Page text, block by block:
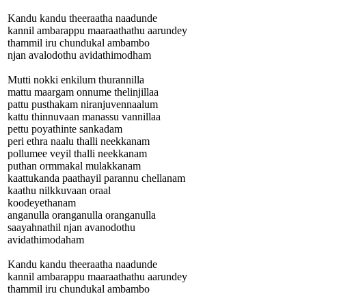
Kandu kandu theeraatha naadunde
kannil ambarappu maaraathathu aarundey
thammil iru chundukal ambambo
njan avalodothu avidathimodham
Mutti nokki enkilum thurannilla
mattu maargam onnume thelinjillaa
pattu pusthakam niranjuvennaalum
kattu thinnuvaan manassu vannillaa
pettu poyathinte sankadam
peri ethra naalu thalli neekkanam
pollumee veyil thalli neekkanam
puthan ormmakal mulakkanam
kaattukanda paathayil parannu chellanam
kaathu nilkkuvaan oraal
koodeyethanam
anganulla oranganulla oranganulla
saayahnathil njan avanodothu
avidathimodaham
Kandu kandu theeraatha naadunde
kannil ambarappu maaraathathu aarundey
thammil iru chundukal ambambo